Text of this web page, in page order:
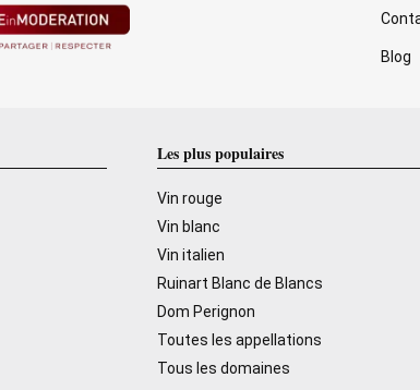
Blog
Les plus populaires
Vin rouge
Vin blanc
Vin italien
Ruinart Blanc de Blancs
Dom Perignon
Toutes les appellations
Tous les domaines